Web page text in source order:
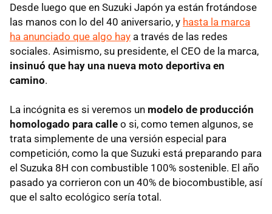
Desde luego que en Suzuki Japón ya están frotándose
las manos con lo del 40 aniversario, y hasta la marca
ha anunciado que algo hay a través de las redes
sociales. Asimismo, su presidente, el CEO de la marca,
insinuó que hay una nueva moto deportiva en
camino.
La incógnita es si veremos un modelo de producción
homologado para calle o si, como temen algunos, se
trata simplemente de una versión especial para
competición, como la que Suzuki está preparando para
el Suzuka 8H con combustible 100% sostenible. El año
pasado ya corrieron con un 40% de biocombustible, así
que el salto ecológico sería total.